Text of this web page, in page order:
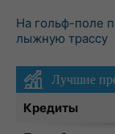
На гольф-поле
лыжную трассу
Лучшие
Кредиты